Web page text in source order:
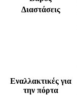
Διαστάσεις
Εναλλακτικές για
την πόρτα